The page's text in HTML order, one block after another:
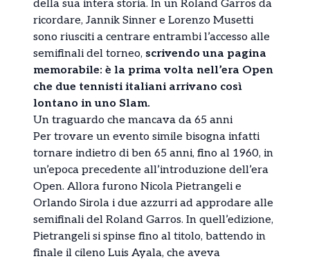
della sua intera storia. In un Roland Garros da
ricordare, Jannik Sinner e Lorenzo Musetti
sono riusciti a centrare entrambi l’accesso alle
semifinali del torneo, scrivendo una pagina
memorabile: è la prima volta nell’era Open
che due tennisti italiani arrivano così
lontano in uno Slam.
Un traguardo che mancava da 65 anni
Per trovare un evento simile bisogna infatti
tornare indietro di ben 65 anni, fino al 1960, in
un’epoca precedente all’introduzione dell’era
Open. Allora furono Nicola Pietrangeli e
Orlando Sirola i due azzurri ad approdare alle
semifinali del Roland Garros. In quell’edizione,
Pietrangeli si spinse fino al titolo, battendo in
finale il cileno Luis Ayala, che aveva